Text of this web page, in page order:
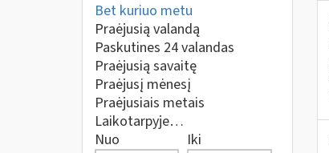
Bet kuriuo metu
Praėjusią valandą
Paskutines 24 valandas
Praėjusią savaitę
Praėjusį mėnesį
Praėjusiais metais
Laikotarpyje…
Nuo
Iki